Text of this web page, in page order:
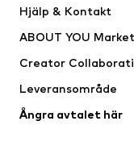
Underkläder
Kappor
Badkläder
Hjälp & Kontakt
ABOUT YOU
Creator
Leveransområde
Ångra avtalet här